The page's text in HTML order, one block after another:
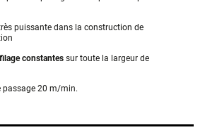
puissante dans la construction de
constantes sur toute la largeur de
passage 20 m/min.